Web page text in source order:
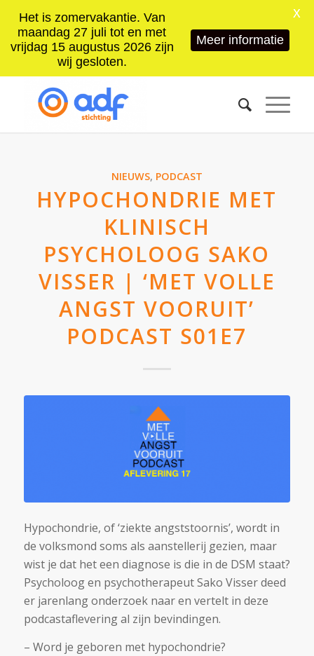
NIEUWS, PODCAST
HYPOCHONDRIE MET
KLINISCH
PSYCHOLOOG SAKO
VISSER | ‘MET VOLLE
ANGST VOORUIT’
PODCAST S01E7
Hypochondrie, of ‘ziekte angststoornis’, wordt in
de volksmond soms als aanstellerij gezien, maar
wist je dat het een diagnose is die in de DSM staat?
Psycholoog en psychotherapeut Sako Visser deed
er jarenlang onderzoek naar en vertelt in deze
podcastaflevering al zijn bevindingen.
– Word je geboren met hypochondrie?
Het is zomervakantie. Van
maandag 27 juli tot en met
vrijdag 15 augustus 2026 zijn
wij gesloten.
Meer informatie
X